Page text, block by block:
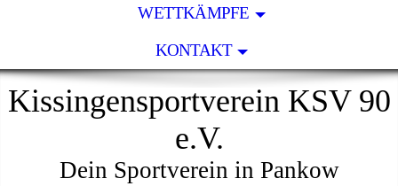
WETTKÄMPFE
KONTAKT
Kissingensportverein KSV 90
e.V.
Dein Sportverein in Pankow